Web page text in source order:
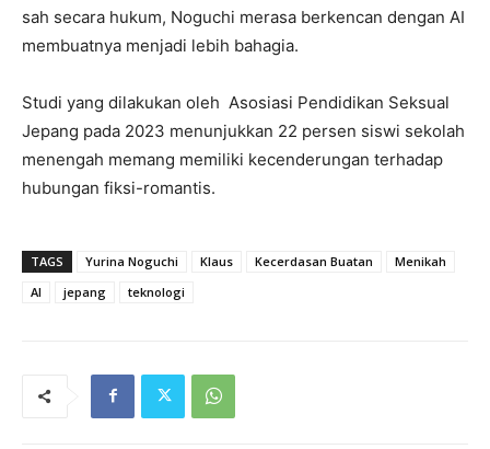
sah secara hukum, Noguchi merasa berkencan dengan AI
membuatnya menjadi lebih bahagia.
Studi yang dilakukan oleh Asosiasi Pendidikan Seksual
Jepang pada 2023 menunjukkan 22 persen siswi sekolah
menengah memang memiliki kecenderungan terhadap
hubungan fiksi-romantis.
TAGS Yurina Noguchi Klaus Kecerdasan Buatan
Menikah
AI
jepang teknologi